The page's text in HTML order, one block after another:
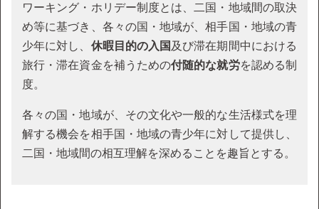
ワーキング・ホリデー制度とは、二国・地域間の取決
め等に基づき、各々の国・地域が、相手国・地域の青
少年に対し、 休暇目的の入国 及び滞在期間中における
旅行・滞在資金を補うための付随的な就労を認める制
度。
各々の国・地域が、その文化や一般的な生活様式を理
解する機会を相手国・地域の青少年に対して提供し、
二国・地域間の相互理解を深めることを趣旨とする。